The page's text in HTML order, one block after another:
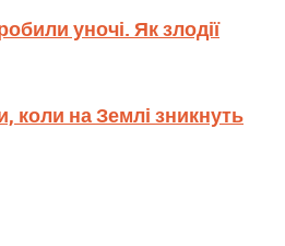
уночі. Як злодії
коли на Землі зникнуть